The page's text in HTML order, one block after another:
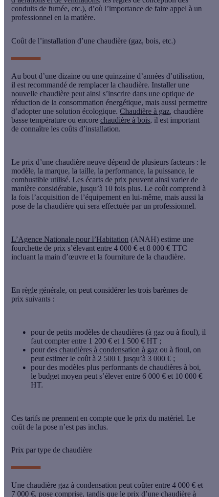
conduits de fumée, etc.), d’où l’importance de faire appel à un
professionnel en la matière.
Coût de l’installation d’une chaudière (gaz, bois, etc.)
Au bout d’une dizaine ou une quinzaine d’années d’utilisation,
il est recommandé de remplacer la chaudière. Installer une
nouvelle chaudière peut ainsi s’inscrire dans une optique de
réduction de la consommation énergétique, mais aussi permettre
d’adopter une solution écologique. Chaudière à gaz, chaudière
basse température ou encore chaudière à bois, il est important
de connaître les coûts d’installation.
Le prix d’une chaudière neuve dépend de plusieurs facteurs : le
modèle, la marque, la taille, la performance, la puissance, le
combustible utilisé. Les écarts de prix peuvent ainsi varier de
manière considérable, jusqu’à 10 fois plus. Le coût comprend à
la fois l’acquisition de l’équipement en lui-même, mais aussi la
pose de la chaudière qui sera effectuée par un professionnel.
L’Agence Nationale pour l’Habitation (ANAH) estime une
fourchette de prix s’élevant entre 4 000 € et 8 000 € TTC
incluant la main d’œuvre et la fourniture de la chaudière.
En règle générale, on peut considérer les trois barèmes de
prix suivants :
pour de petits modèles de chaudières (à gaz ou à fioul), il
faut compter entre 1 200 € et 1 500 € HT ;
pour des chaudières à condensation à gaz ou à fioul, on
peut estimer le coût à 2 500 € jusqu’à 3 000 € ;
pour des modèles plus performants de chaudières à boi,
le budget moyen peut s’élever entre 6 000 € et 10 000 €
HT.
Ces tarifs ne prennent en compte que le prix du matériel. Le
coût de la pose n’est pas inclus.
Prix par type de chaudière
Une chaudière gaz à condensation peut coûter entre 4 000 € et
7 000 €, pose comprise, tandis que le prix d’une chaudière à